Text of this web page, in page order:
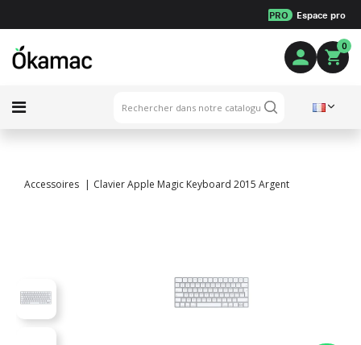
PRO Espace pro
0
Accessoires Clavier Apple Magic Keyboard 2015 Argent